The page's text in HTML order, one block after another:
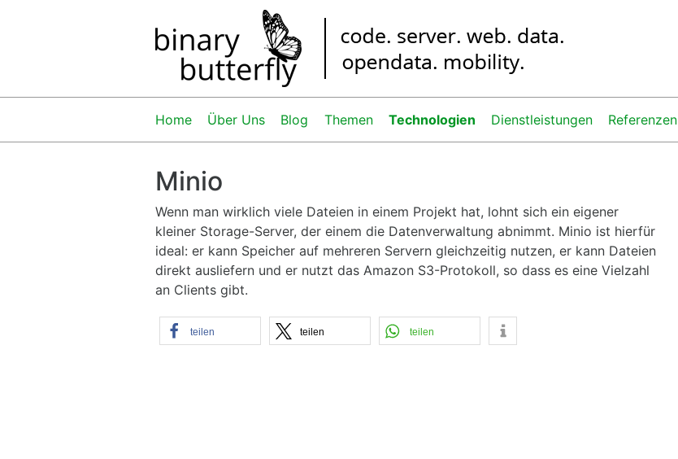
Home Über Uns Blog Themen Technologien Dienstleistungen Referenzen
Minio
Wenn man wirklich viele Dateien in einem Projekt hat, lohnt sich ein eigener
kleiner Storage-Server, der einem die Datenverwaltung abnimmt. Minio ist hierfür
ideal: er kann Speicher auf mehreren Servern gleichzeitig nutzen, er kann Dateien
direkt ausliefern und er nutzt das Amazon S3-Protokoll, so dass es eine Vielzahl
an Clients gibt.
teilen teilen teilen